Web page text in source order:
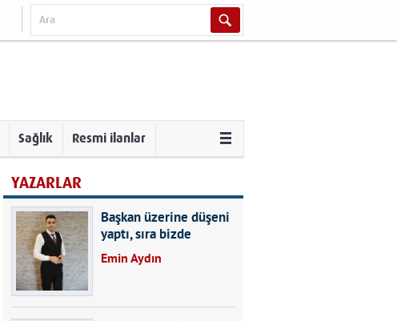
Sağlık Resmi ilanlar
YAZARLAR
Başkan üzerine düşeni
yaptı, sıra bizde
Emin Aydın